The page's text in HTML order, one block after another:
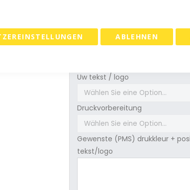
ABLEHNEN
Formaat (b x d x h)
Uw tekst / logo
Druckvorbereitung
Gewenste (PMS) drukkleur + positie
tekst/logo